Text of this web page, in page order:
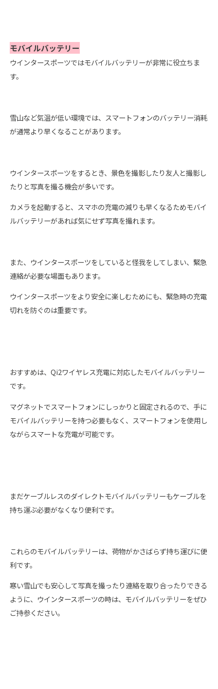
モバイルバッテリー
ウインタースポーツではモバイルバッテリーが非常に役立ちま
す。
雪山など気温が低い環境では、スマートフォンのバッテリー消耗
が通常より早くなることがあります。
ウインタースポーツをするとき、景色を撮影したり友人と撮影し
たりと写真を撮る機会が多いです。
カメラを起動すると、スマホの充電の減りも早くなるためモバイ
ルバッテリーがあれば気にせず写真を撮れます。
また、ウインタースポーツをしていると怪我をしてしまい、緊急
連絡が必要な場面もあります。
ウインタースポーツをより安全に楽しむためにも、緊急時の充電
切れを防ぐのは重要です。
おすすめは、Qi2ワイヤレス充電に対応したモバイルバッテリー
です。
マグネットでスマートフォンにしっかりと固定されるので、手に
モバイルバッテリーを持つ必要もなく、スマートフォンを使用し
ながらスマートな充電が可能です。
まだケーブルレスのダイレクトモバイルバッテリーもケーブルを
持ち運ぶ必要がなくなり便利です。
これらのモバイルバッテリーは、荷物がかさばらず持ち運びに便
利です。
寒い雪山でも安心して写真を撮ったり連絡を取り合ったりできる
ように、ウインタースポーツの時は、モバイルバッテリーをぜひ
ご持参ください。